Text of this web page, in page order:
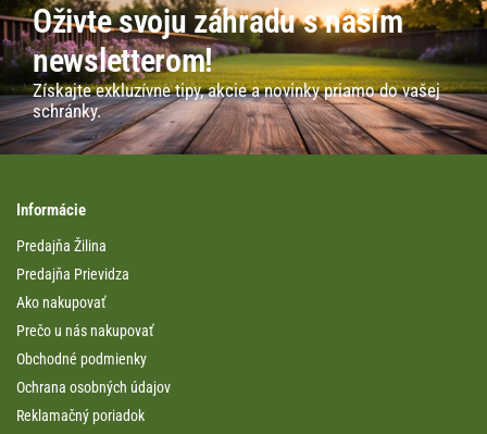
Oživte svoju záhradu s naším
newsletterom!
Získajte exkluzívne tipy, akcie a novinky priamo do vašej
schránky.
Informácie
Predajňa Žilina
Predajňa Prievidza
Ako nakupovať
Prečo u nás nakupovať
Obchodné podmienky
Ochrana osobných údajov
Reklamačný poriadok